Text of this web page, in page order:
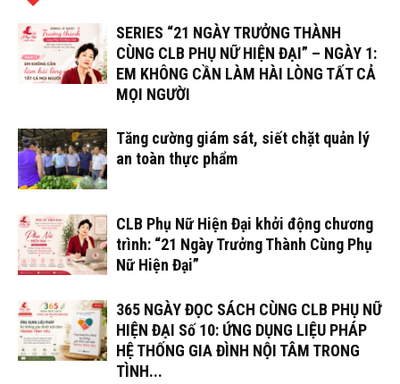
SERIES “21 NGÀY TRƯỞNG THÀNH
CÙNG CLB PHỤ NỮ HIỆN ĐẠI” – NGÀY 1:
EM KHÔNG CẦN LÀM HÀI LÒNG TẤT CẢ
MỌI NGƯỜI
Tăng cường giám sát, siết chặt quản lý
an toàn thực phẩm
CLB Phụ Nữ Hiện Đại khởi động chương
trình: “21 Ngày Trưởng Thành Cùng Phụ
Nữ Hiện Đại”
365 NGÀY ĐỌC SÁCH CÙNG CLB PHỤ NỮ
HIỆN ĐẠI Số 10: ỨNG DỤNG LIỆU PHÁP
HỆ THỐNG GIA ĐÌNH NỘI TÂM TRONG
TÌNH...